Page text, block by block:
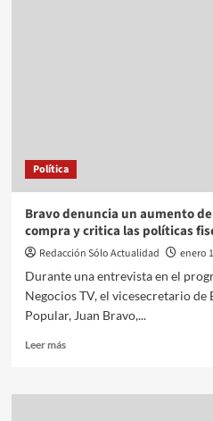
Política
Bravo denuncia un aumento
compra y critica las políticas
Redacción Sólo Actualidad enero
Durante una entrevista en el
Negocios TV, el vicesecretario
Popular, Juan Bravo,...
Leer más